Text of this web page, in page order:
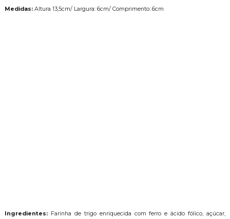
Medidas: Altura 13,5cm/ Largura: 6cm/ Comprimento: 6cm
Ingredientes: Farinha de trigo enriquecida com ferro e ácido fólico, açúcar,